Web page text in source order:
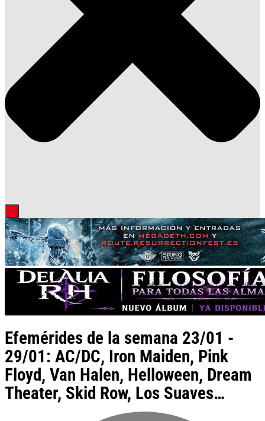
Efemérides de la semana 23/01 -
29/01: AC/DC, Iron Maiden, Pink
Floyd, Van Halen, Helloween, Dream
Theater, Skid Row, Los Suaves…